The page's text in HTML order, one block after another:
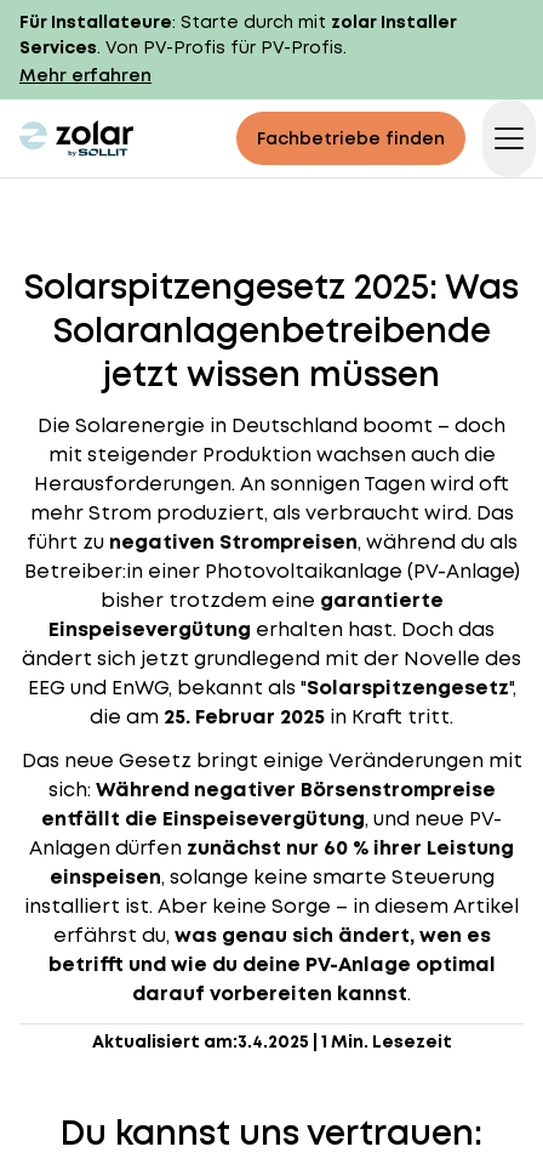
Für Installateure: Starte durch mit zolar Installer
Services. Von PV-Profis für PV-Profis.
Mehr erfahren
zolar logo Fachbetriebe finden
Solarspitzengesetz 2025: Was
Solaranlagenbetreibende
jetzt wissen müssen
Die Solarenergie in Deutschland boomt – doch
mit steigender Produktion wachsen auch die
Herausforderungen. An sonnigen Tagen wird oft
mehr Strom produziert, als verbraucht wird. Das
führt zu negativen Strompreisen, während du als
Betreiber:in einer Photovoltaikanlage (PV-Anlage)
bisher trotzdem eine garantierte
Einspeisevergütung erhalten hast. Doch das
ändert sich jetzt grundlegend mit der Novelle des
EEG und EnWG, bekannt als "Solarspitzengesetz",
die am 25. Februar 2025 in Kraft tritt.
Das neue Gesetz bringt einige Veränderungen mit
sich:Während negativer Börsenstrompreise
entfällt die Einspeisevergütung, und neue PV-
Anlagen dürfen zunächst nur 60 % ihrer Leistung
einspeisen, solange keine smarte Steuerung
installiert ist. Aber keine Sorge – in diesem Artikel
erfährst du,was genau sich ändert, wen es
betrifft und wie du deine PV-Anlage optimal
darauf vorbereiten kannst.
Aktualisiert am:3.4.2025 1 Min. Lesezeit
Du kannst uns vertrauen: